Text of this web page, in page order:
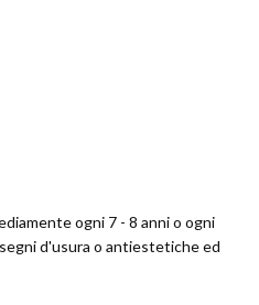
ogni 7 - 8 anni o ogni
d'usura o antiestetiche ed